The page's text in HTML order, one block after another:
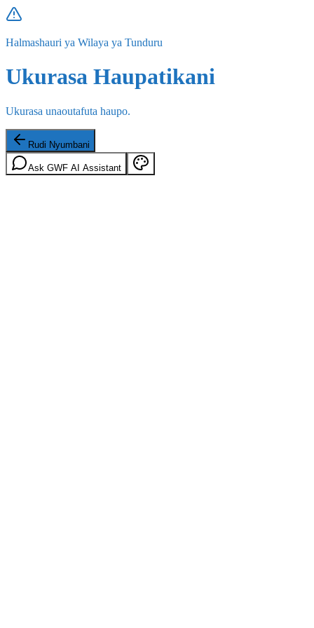
Halmashauri ya Wilaya ya Tunduru
Ukurasa Haupatikani
Ukurasa unaoutafuta haupo.
Rudi Nyumbani
Ask GWF AI Assistant